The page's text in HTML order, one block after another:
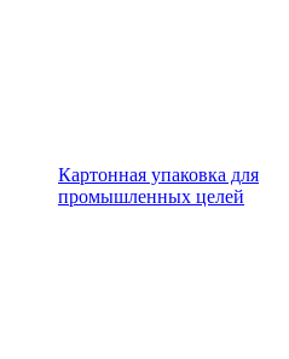
Картонная упаковка для
промышленных целей